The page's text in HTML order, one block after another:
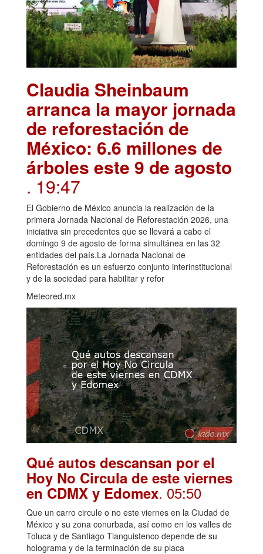
Claudia Sheinbaum
arranca la mayor jornada
de reforestación de
México: 6.6 millones de
árboles este 9 de agosto
. 19:47
El Gobierno de México anuncia la realización de la
primera Jornada Nacional de Reforestación 2026, una
iniciativa sin precedentes que se llevará a cabo el
domingo 9 de agosto de forma simultánea en las 32
entidades del país.La Jornada Nacional de
Reforestación es un esfuerzo conjunto interinstitucional
y de la sociedad para habilitar y refor
Meteored.mx
Qué autos descansan por el
Hoy No Circula de este viernes
en CDMX y Edomex. 05:50
Que un carro circule o no este viernes en la Ciudad de
México y su zona conurbada, así como en los valles de
Toluca y de Santiago Tianguistenco depende de su
holograma y de la terminación de su placa